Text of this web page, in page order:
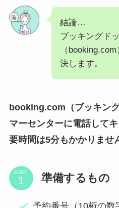
結論…
ブッキングド
（
決します。
booking.com（ブッキン
マーセンターに電話して
要時間は5分もかかりませ
STEP 準備するもの
予約番号（10桁の数